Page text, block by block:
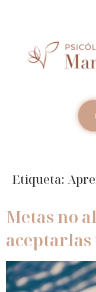
Etiqueta:
Metas no